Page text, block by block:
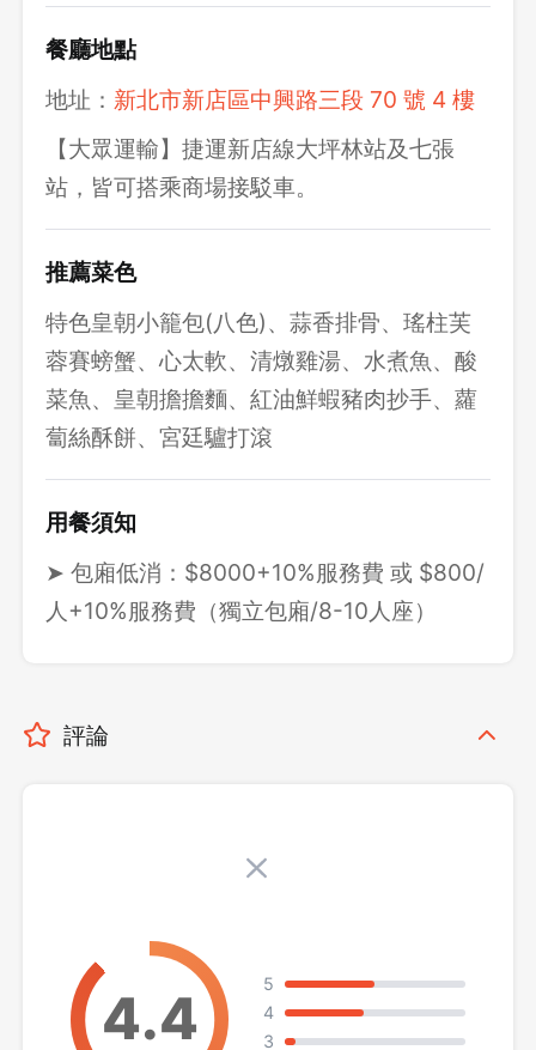
餐廳地點
地址： 新北市新店區中興路三段 70 號 4 樓
【大眾運輸】捷運新店線大坪林站及七張
站，皆可搭乘商場接駁車。
推薦菜色
特色皇朝小籠包(八色)、蒜香排骨、瑤柱芙
蓉賽螃蟹、心太軟、清燉雞湯、水煮魚、酸
菜魚、皇朝擔擔麵、紅油鮮蝦豬肉抄手、蘿
蔔絲酥餅、宮廷驢打滾
用餐須知
➤ 包廂低消：$8000+10%服務費 或 $800/
人+10%服務費（獨立包廂/8-10人座）
評論
5
4
3